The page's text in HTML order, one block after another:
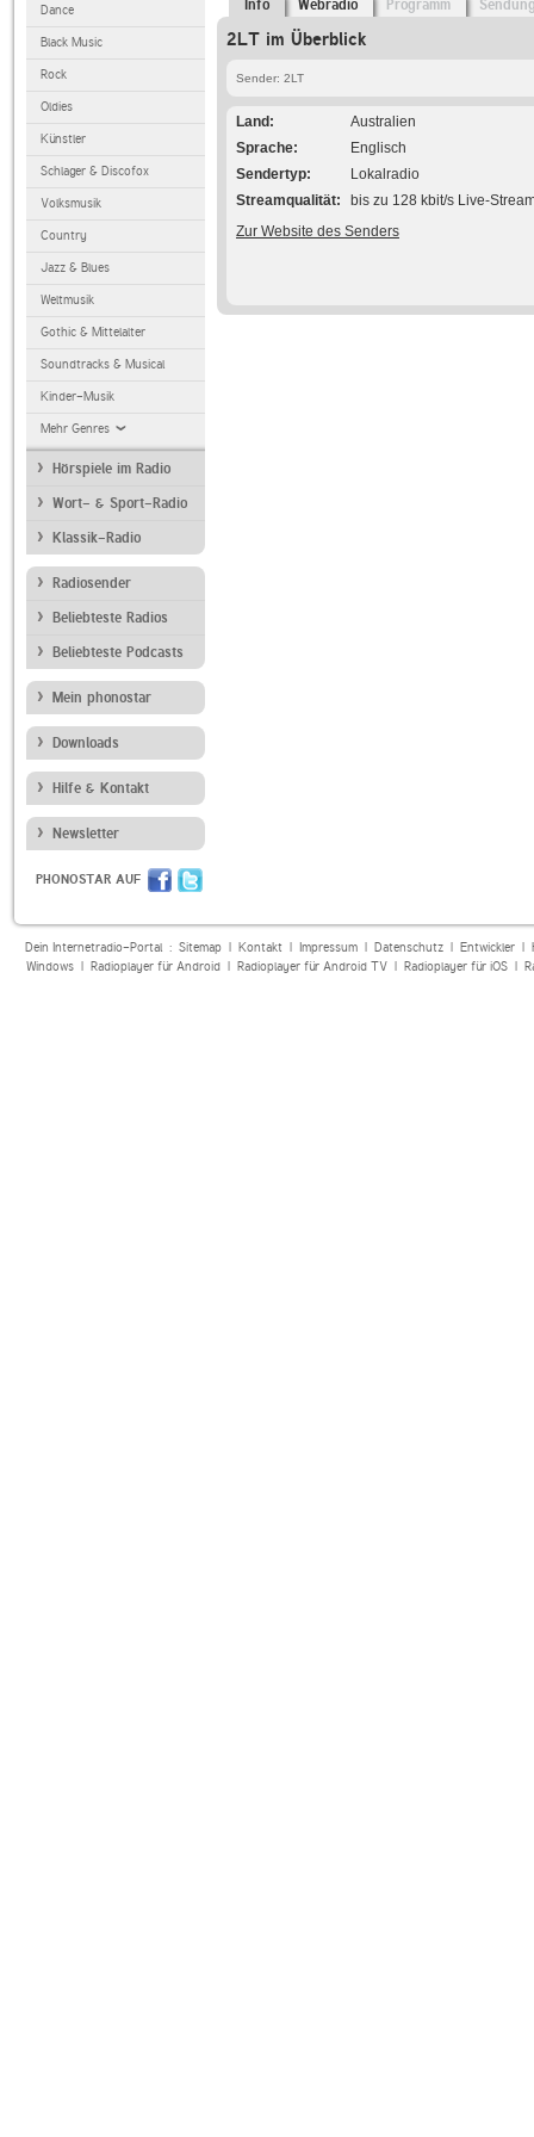
Dance
Black Music
Rock
Oldies
Künstler
Schlager & Discofox
Volksmusik
Country
Jazz & Blues
Weltmusik
Gothic & Mittelalter
Soundtracks & Musical
Kinder-Musik
Mehr Genres
Hörspiele im Radio
Wort- & Sport-Radio
Klassik-Radio
Radiosender
Beliebteste Radios
Beliebteste Podcasts
Mein phonostar
Downloads
Hilfe & Kontakt
Newsletter
PHONOSTAR AUF
Info Webradio Programm
2LT im Überblick
Sender: 2LT
Land
Australien
Sprache
Englisch
Sendertyp
Lokalradio
Streamqualität
bis zu 128 kbit/s Live-
Zur Website des Senders
Dein Internetradio-Portal : Sitemap| Kontakt| Impressum| Datenschutz| Entwickler|
Windows| Radioplayer für Android| Radioplayer für Android TV| Radioplayer für iOS|